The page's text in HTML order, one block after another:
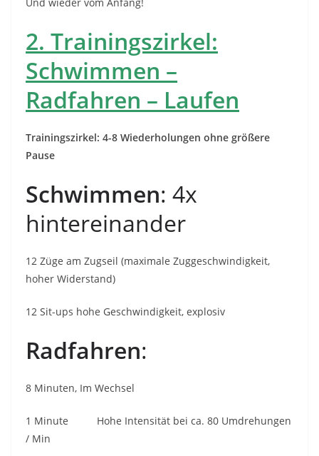
2. Trainingszirkel:
Schwimmen –
Radfahren – Laufen
Trainingszirkel: 4-8 Wiederholungen ohne größere
Pause
Schwimmen: 4x
hintereinander
12 Züge am Zugseil (maximale Zuggeschwindigkeit,
hoher Widerstand)
12 Sit-ups hohe Geschwindigkeit, explosiv
Radfahren:
8 Minuten, Im Wechsel
1 Minute Hohe Intensität bei ca. 80 Umdrehungen
/ Min